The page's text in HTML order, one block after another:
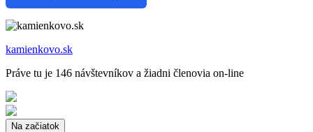
kamienkovo.sk
Práve tu je 146 návštevníkov a žiadni členovia on-line
Na začiatok